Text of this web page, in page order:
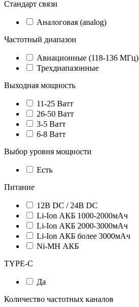
Стандарт связи
Аналоговая (analog)
Частотный диапазон
Авиационные (118-136 МГц)
Трехдиапазонные
Выходная мощность
11-25 Ватт
26-50 Ватт
3-5 Ватт
6-8 Ватт
Выбор уровня мощности
Есть
Питание
12В DC / 24В DC
Li-Ion АКБ 1000-2000мАч
Li-Ion АКБ 2000-3000мАч
Li-Ion АКБ более 3000мАч
Ni-MH АКБ
TYPE-C
Да
Количество частотных каналов